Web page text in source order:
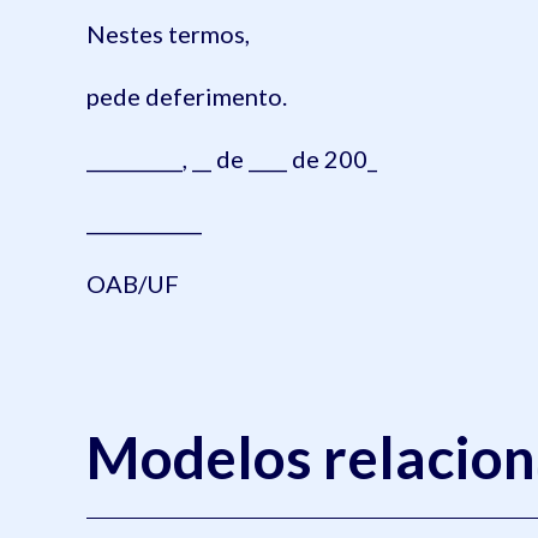
Nestes termos,
pede deferimento.
__________, __ de ____ de 200_
OAB/UF
Modelos